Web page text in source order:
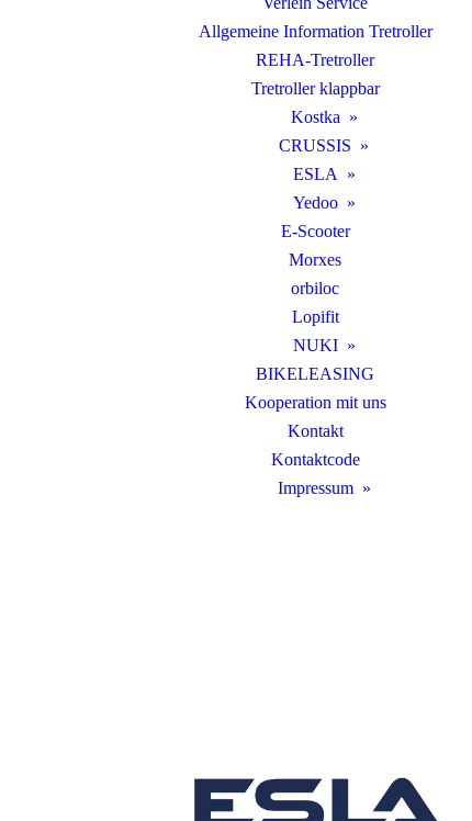
Allgemeine Information Tretroller
REHA-Tretroller
Tretroller klappbar
Kostka
CRUSSIS
ESLA
Yedoo
E-Scooter
Morxes
orbiloc
Lopifit
NUKI
BIKELEASING
Kooperation mit uns
Kontakt
Kontaktcode
Impressum